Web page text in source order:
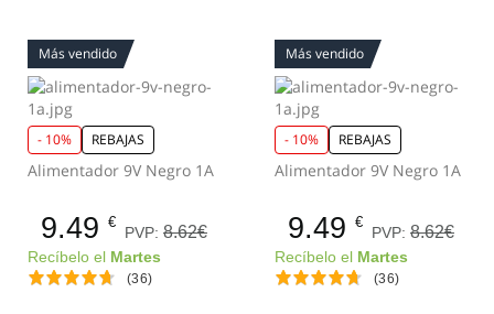
Más vendido
- 10% REBAJAS
Alimentador 9V Negro 1A
9.49 €
PVP: 8.62€
Recíbelo el Martes
(36)
Más vendido
- 10% REBAJAS
Alimentador 9V Negro 1A
9.49 €
PVP: 8.62€
Recíbelo el Martes
(36)